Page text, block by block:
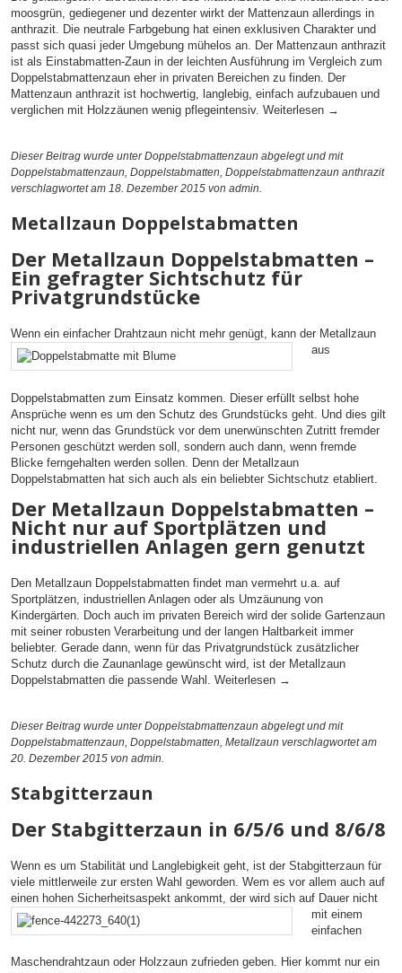
moosgrün, gediegener und dezenter wirkt der Mattenzaun allerdings in
anthrazit. Die neutrale Farbgebung hat einen exklusiven Charakter und
passt sich quasi jeder Umgebung mühelos an. Der Mattenzaun anthrazit
ist als Einstabmatten-Zaun in der leichten Ausführung im Vergleich zum
Doppelstabmattenzaun eher in privaten Bereichen zu finden. Der
Mattenzaun anthrazit ist hochwertig, langlebig, einfach aufzubauen und
verglichen mit Holzzäunen wenig pflegeintensiv. Weiterlesen →
Dieser Beitrag wurde unterDoppelstabmattenzaun abgelegt und mit
Doppelstabmattenzaun, Doppelstabmatten, Doppelstabmattenzaun anthrazit
verschlagwortet am 18. Dezember 2015 von admin.
Metallzaun Doppelstabmatten
Der Metallzaun Doppelstabmatten –
Ein gefragter Sichtschutz für
Privatgrundstücke
Wenn ein einfacher Drahtzaun nicht mehr genügt, kann der Metallzaun
aus
Doppelstabmatten zum Einsatz kommen. Dieser erfüllt selbst hohe
Ansprüche wenn es um den Schutz des Grundstücks geht. Und dies gilt
nicht nur, wenn das Grundstück vor dem unerwünschten Zutritt fremder
Personen geschützt werden soll, sondern auch dann, wenn fremde
Blicke ferngehalten werden sollen. Denn der Metallzaun
Doppelstabmatten hat sich auch als ein beliebter Sichtschutz etabliert.
Der Metallzaun Doppelstabmatten –
Nicht nur auf Sportplätzen und
industriellen Anlagen gern genutzt
Den Metallzaun Doppelstabmatten findet man vermehrt u.a. auf
Sportplätzen, industriellen Anlagen oder als Umzäunung von
Kindergärten. Doch auch im privaten Bereich wird der solide Gartenzaun
mit seiner robusten Verarbeitung und der langen Haltbarkeit immer
beliebter. Gerade dann, wenn für das Privatgrundstück zusätzlicher
Schutz durch die Zaunanlage gewünscht wird, ist der Metallzaun
Doppelstabmatten die passende Wahl. Weiterlesen →
Dieser Beitrag wurde unterDoppelstabmattenzaun abgelegt und mit
Doppelstabmattenzaun, Doppelstabmatten, Metallzaun verschlagwortet am
20. Dezember 2015 von admin.
Stabgitterzaun
Der Stabgitterzaun in 6/5/6 und 8/6/8
Wenn es um Stabilität und Langlebigkeit geht, ist der Stabgitterzaun für
viele mittlerweile zur ersten Wahl geworden. Wem es vor allem auch auf
einen hohen Sicherheitsaspekt ankommt, der wird sich auf Dauer nicht
mit einem
einfachen
Maschendrahtzaun oder Holzzaun zufrieden geben. Hier kommt nur ein